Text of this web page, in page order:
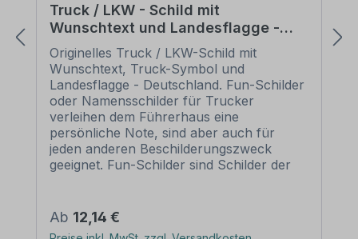
Truck / LKW - Schild mit
Wunschtext und Landesflagge -
Deutschland
Originelles Truck / LKW-Schild mit
Wunschtext, Truck-Symbol und
Landesflagge - Deutschland. Fun-Schilder
oder Namensschilder für Trucker
verleihen dem Führerhaus eine
persönliche Note, sind aber auch für
jeden anderen Beschilderungszweck
geeignet. Fun-Schilder sind Schilder der
aber von herkömmlichen Schildern
deutlich ab. Fun-Schilder oder
Regulärer Preis:
Ab 12,14 €